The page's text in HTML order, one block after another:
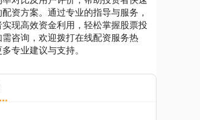
资方案。通过专业的指导与服务，
现高效资金利用，轻松掌握股票投
咨询，欢迎拨打在线配资服务热
专业建议与支持。